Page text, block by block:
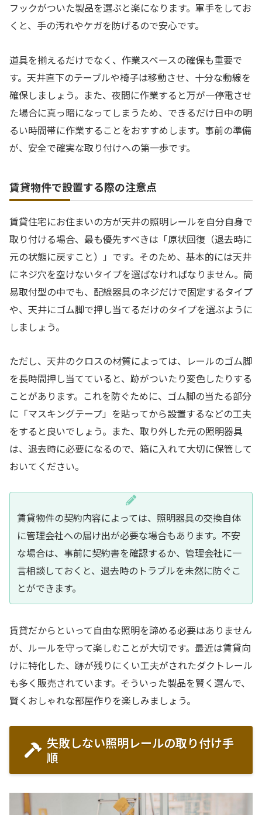
フックがついた製品を選ぶと楽になります。軍手をしてお
くと、手の汚れやケガを防げるので安心です。
道具を揃えるだけでなく、作業スペースの確保も重要で
す。天井直下のテーブルや椅子は移動させ、十分な動線を
確保しましょう。また、夜間に作業すると万が一停電させ
た場合に真っ暗になってしまうため、できるだけ日中の明
るい時間帯に作業することをおすすめします。事前の準備
が、安全で確実な取り付けへの第一歩です。
賃貸物件で設置する際の注意点
賃貸住宅にお住まいの方が天井の照明レールを自分自身で
取り付ける場合、最も優先すべきは「原状回復（退去時に
元の状態に戻すこと）」です。そのため、基本的には天井
にネジ穴を空けないタイプを選ばなければなりません。簡
易取付型の中でも、配線器具のネジだけで固定するタイプ
や、天井にゴム脚で押し当てるだけのタイプを選ぶように
しましょう。
ただし、天井のクロスの材質によっては、レールのゴム脚
を長時間押し当てていると、跡がついたり変色したりする
ことがあります。これを防ぐために、ゴム脚の当たる部分
に「マスキングテープ」を貼ってから設置するなどの工夫
をすると良いでしょう。また、取り外した元の照明器具
は、退去時に必要になるので、箱に入れて大切に保管して
おいてください。
賃貸物件の契約内容によっては、照明器具の交換自体
に管理会社への届け出が必要な場合もあります。不安
な場合は、事前に契約書を確認するか、管理会社に一
言相談しておくと、退去時のトラブルを未然に防ぐこ
とができます。
賃貸だからといって自由な照明を諦める必要はありません
が、ルールを守って楽しむことが大切です。最近は賃貸向
けに特化した、跡が残りにくい工夫がされたダクトレール
も多く販売されています。そういった製品を賢く選んで、
賢くおしゃれな部屋作りを楽しみましょう。
失敗しない照明レールの取り付け手
順